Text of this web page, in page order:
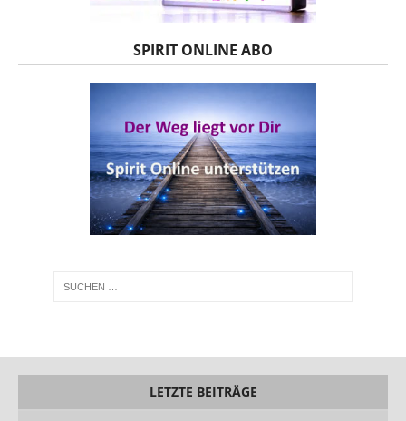
SPIRIT ONLINE ABO
LETZTE BEITRÄGE